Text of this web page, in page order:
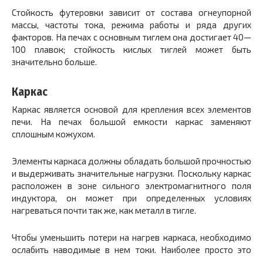
Стойкость футеровки зависит от состава огнеупорной
массы, частоты тока, режима работы и ряда других
факторов. На печах с основным тиглем она достигает 40—
100 плавок; стойкость кислых тиглей может быть
значительно больше.
Каркас
Каркас является основой для крепления всех элементов
печи. На печах большой емкости каркас заменяют
сплошным кожухом.
Элементы каркаса должны обладать большой прочностью
и выдерживать значительные нагрузки. Поскольку каркас
расположен в зоне сильного электромагнитного поля
индуктора, он может при определенных условиях
нагреваться почти так же, как металл в тигле.
Чтобы уменьшить потери на нагрев каркаса, необходимо
ослабить наводимые в нем токи. Наиболее просто это